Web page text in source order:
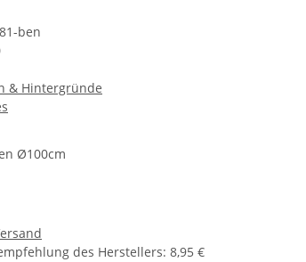
ben
& Hintergründe
Ø100cm
des Herstellers: 8,95 €